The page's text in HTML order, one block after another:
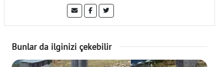
Bunlar da ilginizi çekebilir